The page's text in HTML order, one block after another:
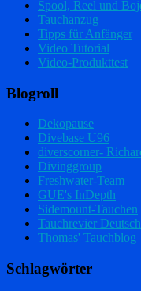
Spool, Reel und
Tauchanzug
Tipps für Anfänger
Video Tutorial
Video-Produkttest
Blogroll
Dekopause
Divebase U96
diverscorner-
Divinggroup
Freshwater-Team
GUE's InDepth
Sidemount-Tauchen
Tauchrevier
Thomas' Tauchblog
Schlagwörter